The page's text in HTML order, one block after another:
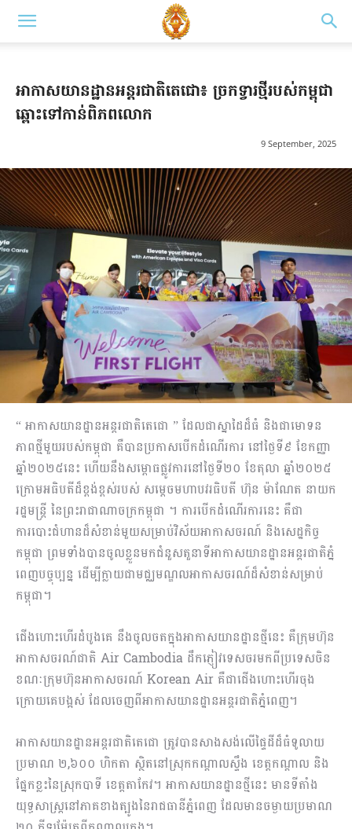
អាកាសយានដ្ឋានអន្តរជាតិតេជោ៖ ច្រកទ្វារថ្មីរបស់កម្ពុជា
ឆ្ពោះទៅកាន់ពិភពលោក
9 September, 2025
“ អាកាសយានដ្ឋានអន្តរជាតិតេជោ ” ដែលជាស្នាដៃដ៏ធំ និងជាមោទន
ភាពថ្មីមួយរបស់កម្ពុជា គឺបានប្រកាសបើកដំណើរការ នៅថ្ងៃទី៩ ខែកញ្ញា
ឆ្នាំ២០២៥នេះ ហើយនឹងសម្ពោធផ្លូវការនៅថ្ងៃទី២០ ខែតុលា ឆ្នាំ២០២៥
ក្រោមអធិបតីដ៏ខ្ពង់ខ្ពស់របស់ សម្តេចមហាបវរធិបតី ហ៊ុន ម៉ាណែត នាយក
រដ្ឋមន្ត្រី នៃព្រះរាជាណាចក្រកម្ពុជា ។ ការបើកដំណើរការនេះ គឺជា
ការបោះជំហានដ៏សំខាន់មួយសម្រាប់វិស័យអាកាសចរណ៍ និងសេដ្ឋកិច្ច
កម្ពុជា ព្រមទាំងបានចូលខ្លួនមកជំនួសតួនាទីអាកាសយានដ្ឋានអន្តរជាតិភ្នំ
ពេញបច្ចុប្បន្ន ដើម្បីក្លាយជាមជ្ឈមណ្ឌលអាកាសចរណ៍ដ៏សំខាន់សម្រាប់
កម្ពុជា។
ជើងហោះហើរដំបូងគេ នឹងចូលចតក្នុងអាកាសយានដ្ឋានថ្មីនេះ គឺក្រុមហ៊ុន
អាកាសចរណ៍ជាតិ Air Cambodia ដឹកភ្ញៀវទេសចរមកពីប្រទេសចិន
ខណៈក្រុមហ៊ុនអាកាសចរណ៍ Korean Air គឺជាជើងហោះហើរចុង
ក្រោយគេបង្អស់ ដែលចេញពីអាកាសយានដ្ឋានអន្តរជាតិភ្នំពេញ។
អាកាសយានដ្ឋានអន្តរជាតិតេជោ ត្រូវបានសាងសង់លើផ្ទៃដីដ៏ធំទូលាយ
ប្រមាណ ២,៦០០ ហិកតា ស្ថិតនៅស្រុកកណ្ដាលស្ទឹង ខេត្តកណ្ដាល និង
ផ្នែកខ្លះនៃស្រុកបាទី ខេត្តតាកែវ។ អាកាសយានដ្ឋានថ្មីនេះ មានទីតាំង
យុទ្ធសាស្ត្រនៅភាគខាងត្បូងនៃរាជធានីភ្នំពេញ ដែលមានចម្ងាយប្រមាណ